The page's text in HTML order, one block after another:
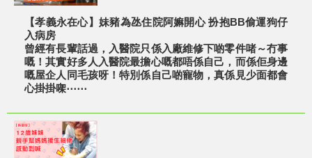
【孝義永在心】妹豬為氹住院阿嫲開心 扮抱BB偷運狗仔
入病房
曾經有長輩話過，入醫院只係入廠維修下啲零件啫～冇事
嘅！其實好多人入醫院最擔心嘅都唔係自己，而係佢身邊
嘅屋企人同毛孩呀！特別係自己啲寵物，真係見少面都會
心掛掛㗎⋯⋯